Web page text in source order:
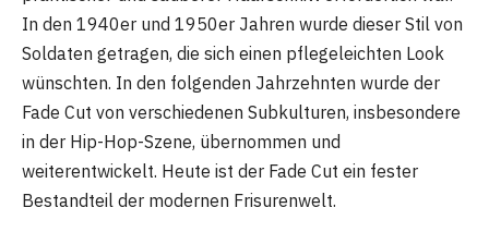
In den 1940er und 1950er Jahren wurde dieser Stil von
Soldaten getragen, die sich einen pflegeleichten Look
wünschten. In den folgenden Jahrzehnten wurde der
Fade Cut von verschiedenen Subkulturen, insbesondere
in der Hip-Hop-Szene, übernommen und
weiterentwickelt. Heute ist der Fade Cut ein fester
Bestandteil der modernen Frisurenwelt.